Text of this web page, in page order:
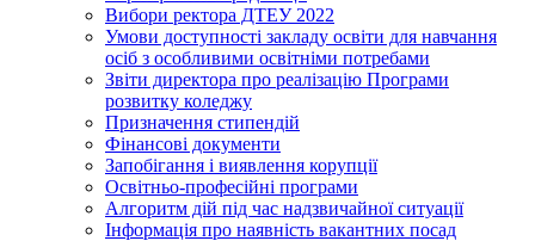
Вибори ректора ДТЕУ 2022
Умови доступності закладу освіти для навчання
осіб з особливими освітніми потребами
Звіти директора про реалізацію Програми
розвитку коледжу
Призначення стипендій
Фінансові документи
Запобігання і виявлення корупції
Освітньо-професійні програми
Алгоритм дій під час надзвичайної ситуації
Інформація про наявність вакантних посад